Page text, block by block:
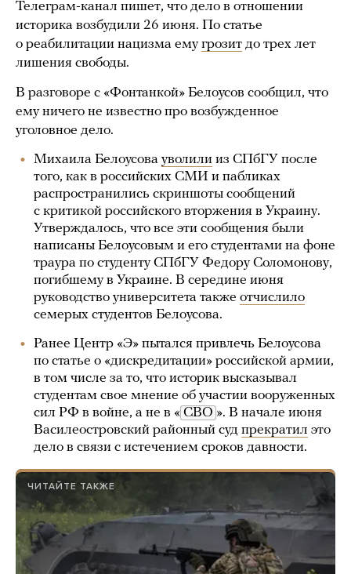
Телеграм-канал пишет, что дело в отношении
историка возбудили 26 июня. По статье
о реабилитации нацизма емугрозит до трех лет
лишения свободы.
В разговоре с «Фонтанкой» Белоусов сообщил, что
ему ничего не известно про возбужденное
уголовное дело.
Михаила Белоусова уволили из СПбГУ после
того, как в российских СМИ и пабликах
распространились скриншоты сообщений
с критикой российского вторжения в Украину.
Утверждалось, что все эти сообщения были
написаны Белоусовым и его студентами на фоне
траура по студенту СПбГУ Федору Соломонову,
погибшему в Украине. В середине июня
руководство университета также отчислило
семерых студентов Белоусова.
Ранее Центр «Э» пытался привлечь Белоусова
по статье о «дискредитации» российской армии,
в том числе за то, что историк высказывал
студентам свое мнение об участии вооруженных
сил РФ в войне, а не в « СВО ». В начале июня
Василеостровский районный суд прекратил это
дело в связи с истечением сроков давности.
ЧИТАЙТЕ ТАКЖЕ